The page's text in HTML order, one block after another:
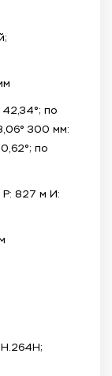
42,34°; по
300 мм:
0,62°; по
Р: 827 м И: